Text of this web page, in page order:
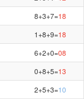
8+3+7=18
1+8+9=18
6+2+0=08
0+8+5=13
2+5+3=10